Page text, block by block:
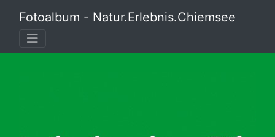
Fotoalbum - Natur.Erlebnis.Chiemsee